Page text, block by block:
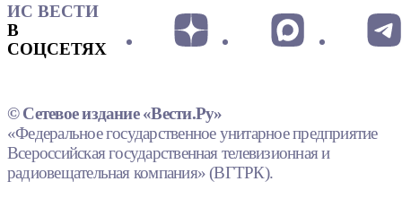
ИС ВЕСТИ
В
СОЦСЕТЯХ
© Сетевое издание «Вести.Ру»
«Федеральное государственное унитарное предприятие
Всероссийская государственная телевизионная и
радиовещательная компания» (ВГТРК).